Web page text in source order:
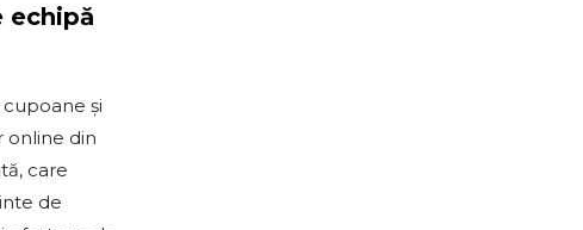
echipă
și
online din
care
de